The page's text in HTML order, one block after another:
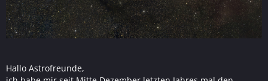
Hallo Astrofreunde,